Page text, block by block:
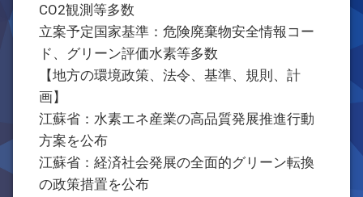
CO2観測等多数
立案予定国家基準：危険廃棄物安全情報コー
ド、グリーン評価水素等多数
【地方の環境政策、法令、基準、規則、計
画】
江蘇省：水素エネ産業の高品質発展推進行動
方案を公布
江蘇省：経済社会発展の全面的グリーン転換
の政策措置を公布